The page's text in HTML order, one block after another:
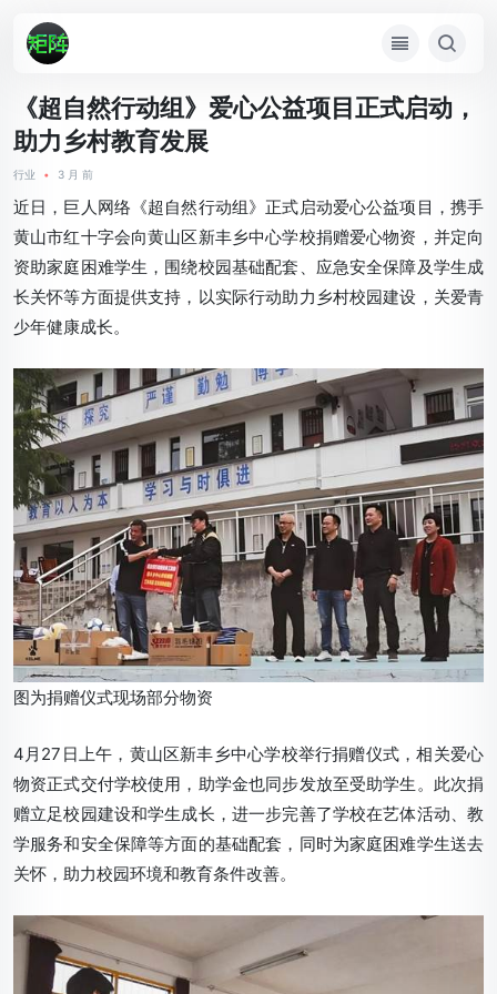
《超自然行动组》爱心公益项目正式启动，
助力乡村教育发展
行业 • 3 月 前
近日，巨人网络《超自然行动组》正式启动爱心公益项目，携手
黄山市红十字会向黄山区新丰乡中心学校捐赠爱心物资，并定向
资助家庭困难学生，围绕校园基础配套、应急安全保障及学生成
长关怀等方面提供支持，以实际行动助力乡村校园建设，关爱青
少年健康成长。
图为捐赠仪式现场部分物资
4月27日上午，黄山区新丰乡中心学校举行捐赠仪式，相关爱心
物资正式交付学校使用，助学金也同步发放至受助学生。此次捐
赠立足校园建设和学生成长，进一步完善了学校在艺体活动、教
学服务和安全保障等方面的基础配套，同时为家庭困难学生送去
关怀，助力校园环境和教育条件改善。